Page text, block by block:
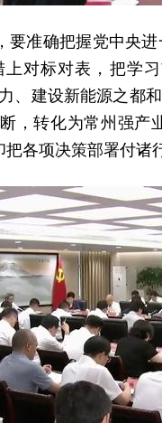
要准确把握党中央
对标对表，把学
、建设新能源之都
，转化为常州强产
各项决策部署付诸